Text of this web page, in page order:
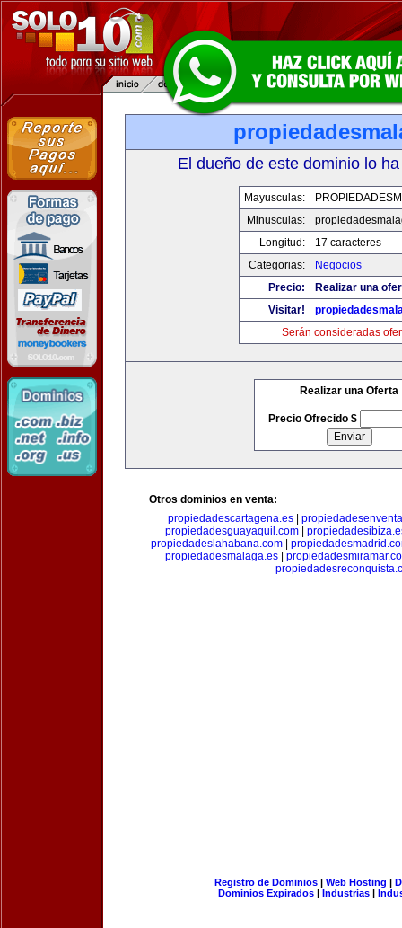
El dueño de este dominio lo
Mayusculas:
Minusculas:
Longitud:
17 caracteres
Categorias:
Negocios
Precio:
Realizar una
Visitar!
Serán consideradas
Realizar una Oferta
Precio Ofrecido $
Otros dominios en venta:
propiedadescartagena.es|
propiedadesguayaquil.com
propiedadeslahabana.com|
propiedadesmalaga.es|
Registro de Dominios| Web Hosting |
Dominios Expirados | Industrias |